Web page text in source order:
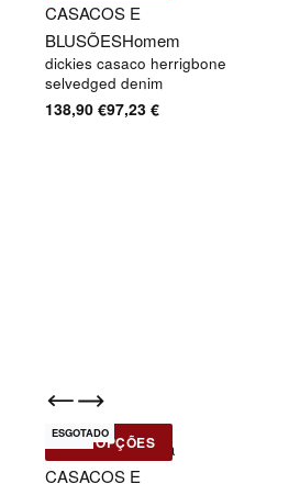
CASACOS E
BLUSÕESHomem
dickies casaco herrigbone
selvedged denim
138,90 €97,23 €
Novo -30% OFF
ESGOTADO
VER OPÇÕES
Deus Ex-Machina
CASACOS E